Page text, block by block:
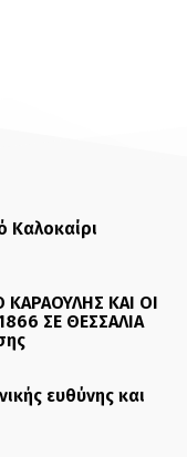
Καλοκαίρι
ΚΑΡΑΟΥΛΗΣ ΚΑΙ ΟΙ
ΣΕ ΘΕΣΣΑΛΙΑ
ευθύνης και